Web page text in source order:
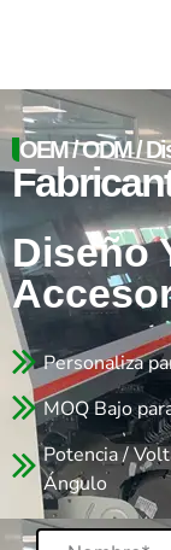
OEM / ODM /
Diseño
Personaliza
MOQ Bajo
Potencia /
Ángulo
Nombre